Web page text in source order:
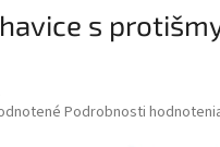
s
Podrobnosti